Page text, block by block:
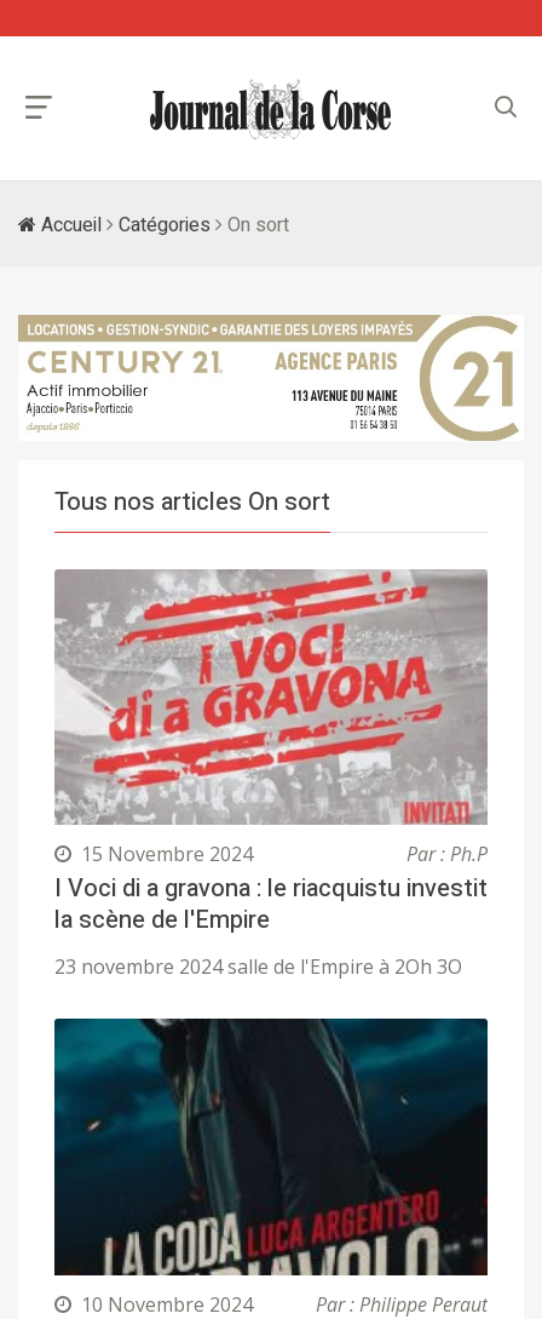
Accueil Catégories On sort
Tous nos articles On sort
15 Novembre 2024 Par : Ph.P
I Voci di a gravona : le riacquistu investit
la scène de l'Empire
23 novembre 2024 salle de l'Empire à 2Oh 3O
10 Novembre 2024 Par : Philippe Peraut